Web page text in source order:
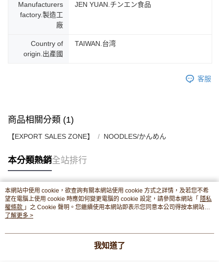
Manufacturers
factory.製造工
廠
JEN YUAN.チンエン食品
Country of
origin.出產國
TAIWAN.台湾
客服
商品相關分類 (1)
【EXPORT SALES ZONE】 NOODLES/かんめん
本分類熱銷全站排行
熱門標籤
本網站中使用 cookie，欲查詢有關本網站使用 cookie 方式之詳情，及若您不希
望在電腦上使用 cookie 時應如何變更電腦的 cookie 設定，請參閱本網站「 隱私
權條款 」之 Cookie 聲明。您繼續使用本網站即表示您同意本公司得按本網站使
用條款之 Cookie 聲明使用 cookie。
了解更多 >
我知道了